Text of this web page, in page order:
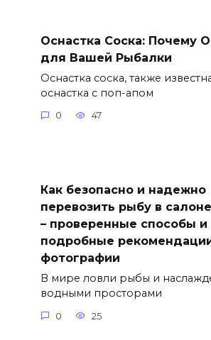
Оснастка Соска: Почему
для Вашей Рыбалки
Оснастка соска, также
оснастка с поп-апом
0 47
Как безопасно и надежно
перевозить рыбу в
– проверенные способы и
подробные
фотографии
В мире ловли рыбы и
водными просторами
0 25